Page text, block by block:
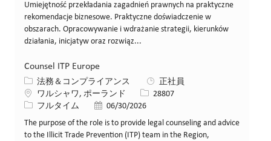
Umiejętność przekładania zagadnień prawnych na praktyczne
rekomendacje biznesowe. Praktyczne doświadczenie w
obszarach. Opracowywanie i wdrażanie strategii, kierunków
działania, inicjatyw oraz rozwiąz...
Counsel ITP Europe
カテゴリー
法務＆コンプライアンス
正社員
場所ワルシャワ, ポーランド 求人ID28807
役職フルタイム 投稿日06/30/2026
The purpose of the role is to provide legal counseling and advice
to the Illicit Trade Prevention (ITP) team in the Region,